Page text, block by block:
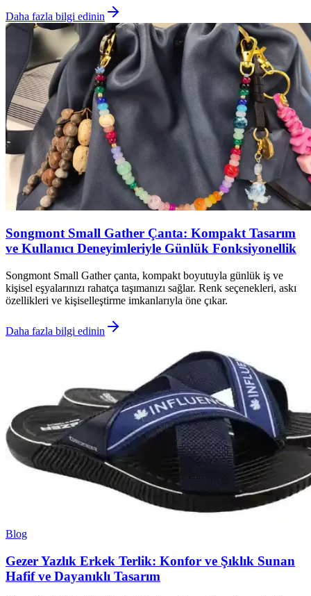
Daha fazla bilgi edinin
Songmont Small Gather Çanta: Kompakt Tasarım
ve Kullanıcı Deneyimleriyle Günlük Fonksiyonellik
Songmont Small Gather çanta, kompakt boyutuyla günlük iş ve
kişisel eşyalarınızı rahatça taşımanızı sağlar. Renk seçenekleri, askı
özellikleri ve kişiselleştirme imkanlarıyla öne çıkar.
Daha fazla bilgi edinin
Blog
Gezer Yazlık Erkek Terlik: Konfor ve Şıklık Sunan
Hafif ve Dayanıklı Tasarım